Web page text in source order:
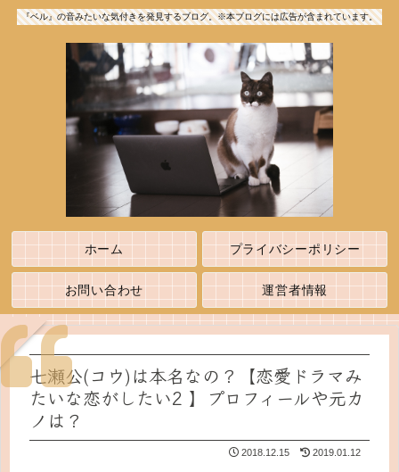
『ベル』の音みたいな気付きを発見するブログ。※本ブログには広告が含まれています。
ホーム プライバシーポリシー
お問い合わせ 運営者情報
七瀬公(コウ)は本名なの？【恋愛ドラマみ
たいな恋がしたい2 】プロフィールや元カ
ノは？
2018.12.15 2019.01.12